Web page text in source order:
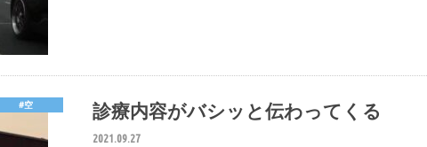
#空 診療内容がバシッと伝わってくる
2021.09.27